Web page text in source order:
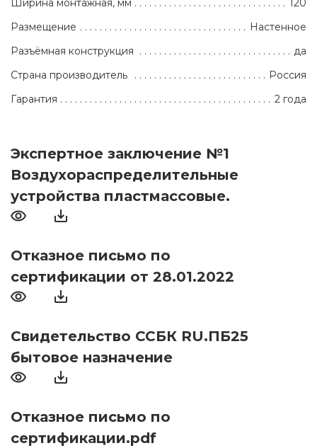
Ширина монтажная, мм
120
Размещение
Настенное
Разъёмная конструкция
да
Страна производитель
Россия
Гарантия
2 года
Экспертное заключение №1
Воздухораспределительные
устройства пластмассовые.
Отказное письмо по
сертификации от 28.01.2022
Свидетельство ССБК RU.ПБ25
бытовое назначение
Отказное письмо по
сертификации.pdf